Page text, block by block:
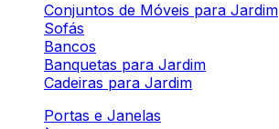
Conjuntos de Móveis para Jardim
Sofás
Bancos
Banquetas para Jardim
Cadeiras para Jardim
Portas e Janelas